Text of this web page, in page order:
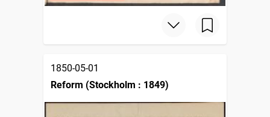
1850-05-01
Reform (Stockholm : 1849)